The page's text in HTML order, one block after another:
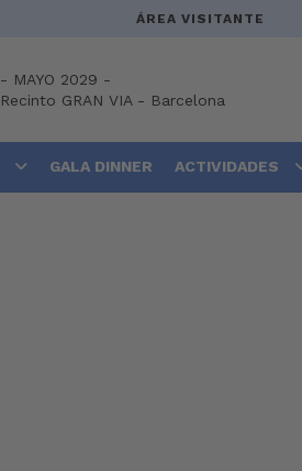
ÁREA VISITANTE
- MAYO 2029 -
Recinto GRAN VIA- Barcelona
GALA DINNER ACTIVIDADES